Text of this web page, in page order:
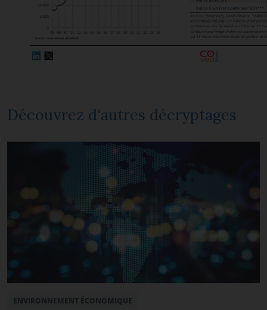
Découvrez d'autres décryptages
ENVIRONNEMENT ÉCONOMIQUE